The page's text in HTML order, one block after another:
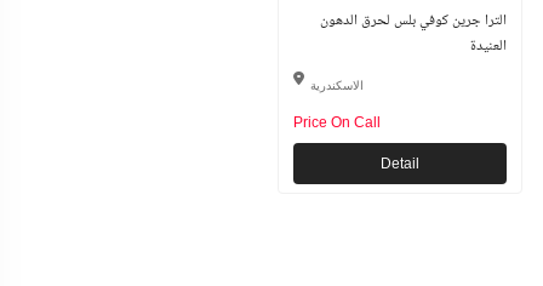
الترا جرين كوفي بلس لحرق الدهون
العنيدة
الاسكندرية
Price On Call
Detail